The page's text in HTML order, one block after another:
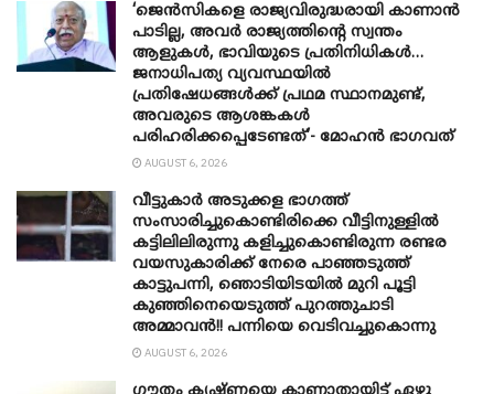
‘ജെൻസികളെ രാജ്യവിരുദ്ധരായി കാണാൻ
പാടില്ല, അവർ രാജ്യത്തിന്റെ സ്വന്തം
ആളുകൾ, ഭാവിയുടെ പ്രതിനിധികൾ…
ജനാധിപത്യ വ്യവസ്ഥയിൽ
പ്രതിഷേധങ്ങൾക്ക് പ്രഥമ സ്ഥാനമുണ്ട്,
അവരുടെ ആശങ്കകൾ
പരിഹരിക്കപ്പെടേണ്ടത്’- മോഹൻ ഭാ​ഗവത്
AUGUST 6, 2026
വീട്ടുകാർ അ‌ടുക്കള ഭാ​ഗത്ത്
സംസാരിച്ചുകൊണ്ടിരിക്കെ വീട്ടിനുള്ളിൽ
കട്ടിലിലിരുന്നു കളിച്ചുകൊണ്ടിരുന്ന രണ്ടര
വയസുകാരിക്ക് നേരെ പാഞ്ഞടുത്ത്
കാട്ടുപന്നി, ‍ഞൊടിയി‌ടയിൽ മുറി പൂട്ടി
കുഞ്ഞിനെയെടുത്ത് പുറത്തുചാടി
അമ്മാവൻ!! പന്നിയെ വെടിവച്ചുകൊന്നു
AUGUST 6, 2026